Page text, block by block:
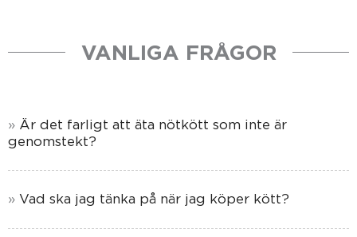
VANLIGA FRÅGOR
Är det farligt att äta nötkött som inte är
genomstekt?
Vad ska jag tänka på när jag köper kött?